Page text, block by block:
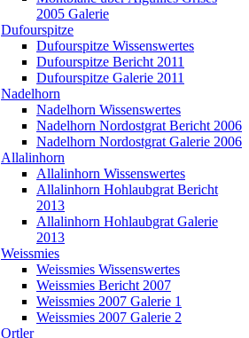
2005 Galerie
Dufourspitze
Dufourspitze Wissenswertes
Dufourspitze Bericht 2011
Dufourspitze Galerie 2011
Nadelhorn
Nadelhorn Wissenswertes
Nadelhorn Nordostgrat Bericht 2006
Nadelhorn Nordostgrat Galerie 2006
Allalinhorn
Allalinhorn Wissenswertes
Allalinhorn Hohlaubgrat Bericht
2013
Allalinhorn Hohlaubgrat Galerie
2013
Weissmies
Weissmies Wissenswertes
Weissmies Bericht 2007
Weissmies 2007 Galerie 1
Weissmies 2007 Galerie 2
Ortler